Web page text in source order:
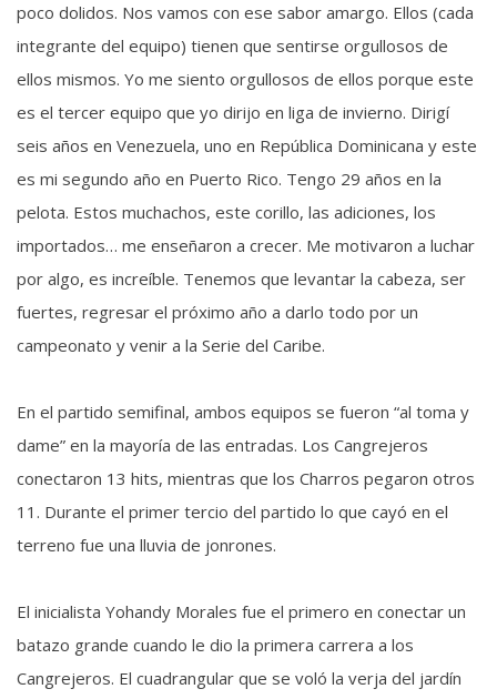
poco dolidos. Nos vamos con ese sabor amargo. Ellos (cada
integrante del equipo) tienen que sentirse orgullosos de
ellos mismos. Yo me siento orgullosos de ellos porque este
es el tercer equipo que yo dirijo en liga de invierno. Dirigí
seis años en Venezuela, uno en República Dominicana y este
es mi segundo año en Puerto Rico. Tengo 29 años en la
pelota. Estos muchachos, este corillo, las adiciones, los
importados… me enseñaron a crecer. Me motivaron a luchar
por algo, es increíble. Tenemos que levantar la cabeza, ser
fuertes, regresar el próximo año a darlo todo por un
campeonato y venir a la Serie del Caribe.
En el partido semifinal, ambos equipos se fueron “al toma y
dame” en la mayoría de las entradas. Los Cangrejeros
conectaron 13 hits, mientras que los Charros pegaron otros
11. Durante el primer tercio del partido lo que cayó en el
terreno fue una lluvia de jonrones.
El inicialista Yohandy Morales fue el primero en conectar un
batazo grande cuando le dio la primera carrera a los
Cangrejeros. El cuadrangular que se voló la verja del jardín